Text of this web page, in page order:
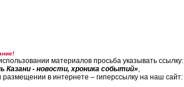
материалов просьба указывать ссылку:
Казани - новости, хроника событий»,
размещении в интернете – гиперссылку на наш сайт: